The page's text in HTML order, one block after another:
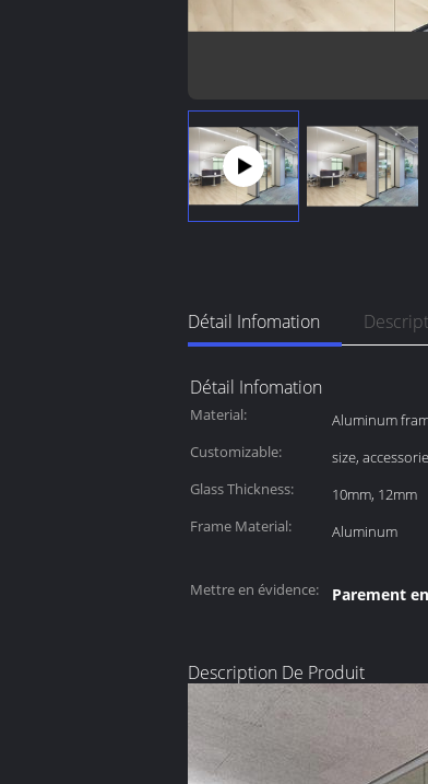
Détail Infomation
Détail Infomation
Material: Aluminum
Customizable:
size,
Glass Thickness:
10mm, 12mm
Frame Material:
Aluminum
Mettre en évidence:
Parement
Description De Produit